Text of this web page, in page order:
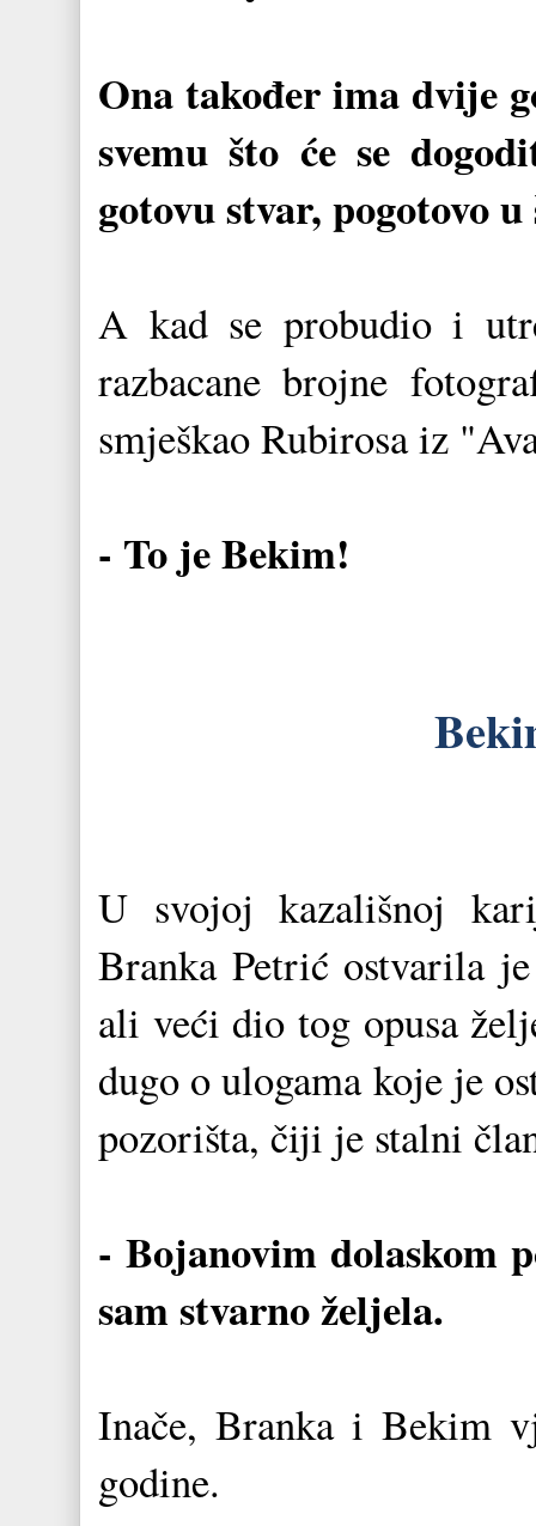
Ona također ima dvije
svemu što će se
gotovu stvar, pogotovo
A kad se probudio i
razbacane brojne
smješkao Rubirosa iz
- To je Bekim!
U svojoj kazališnoj
Branka Petrić ostvarila
ali veći dio tog opusa
dugo o ulogama koje je
pozorišta, čiji je stalni
- Bojanovim dolaskom
sam stvarno željela.
Inače, Branka i Bekim
godine.